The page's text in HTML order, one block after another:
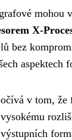
mohou
X-
bez
aspektech
v tom, že